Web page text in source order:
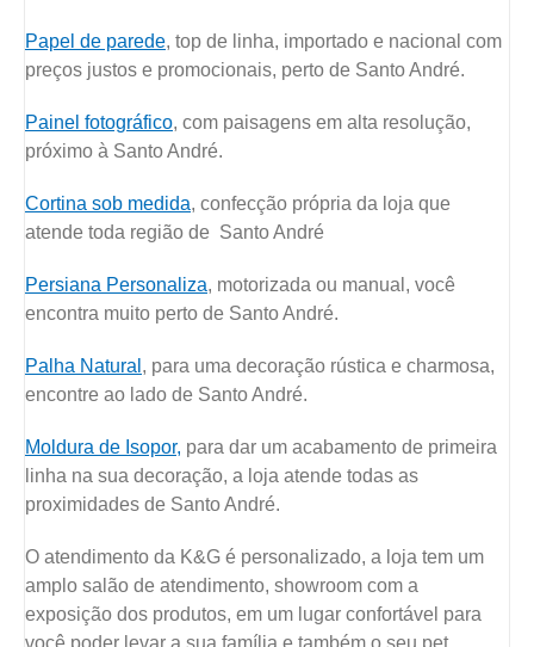
Papel de parede, top de linha, importado e nacional com
preços justos e promocionais, perto de Santo André.
Painel fotográfico, com paisagens em alta resolução,
próximo à Santo André.
Cortina sob medida, confecção própria da loja que
atende toda região de Santo André
Persiana Personaliza, motorizada ou manual, você
encontra muito perto de Santo André.
Palha Natural , para uma decoração rústica e charmosa,
encontre ao lado de Santo André.
Moldura de Isopor, para dar um acabamento de primeira
linha na sua decoração, a loja atende todas as
proximidades de Santo André.
O atendimento da K&G é personalizado, a loja tem um
amplo salão de atendimento, showroom com a
exposição dos produtos, em um lugar confortável para
você poder levar a sua família e também o seu pet.